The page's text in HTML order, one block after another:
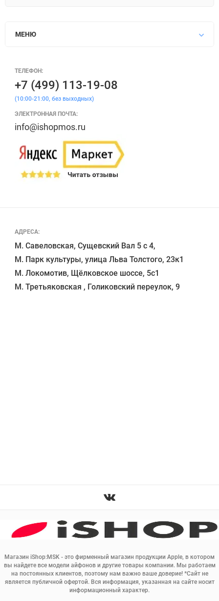
Магазин iShop:MSK - это фирменный магазин продукции Apple, в котором
вы найдете все модели айфонов и другие товары компании. Мы работаем
на постоянных клиентов, поэтому нам важно ваше доверие! *Сайт не
является публичной офертой. Вся информация, указанная на сайте носит
информационный характер.
МЕНЮ
АДРЕСА:
М. Савеловская, Сущевский Вал 5 с 4,
М. Парк культуры, улица Льва Толстого, 23к1
М. Локомотив, Щёлковское шоссе, 5с1
ТЕЛЕФОН:
+7 (499) 113-19-08
(10:00-21:00, без выходных)
ЭЛЕКТРОННАЯ ПОЧТА:
info@ishopmos.ru